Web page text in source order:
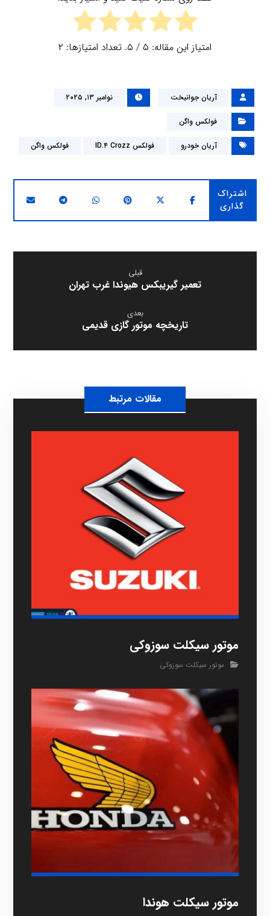
امتیاز این مقاله: ۵ / ۵. تعداد امتیازها: ۲
آریان جوانبخت نوامبر ۱۳, ۲۰۲۵
فولکس واگن
آریان خودرو فولکس ID.۴ Crozz فولکس واگن
قبلی
تعمیر گیریبکس هیوندا غرب تهران
بعدی
تاریخچه موتور گازی قدیمی
مقالات مرتبط
موتور سیکلت سوزوکی
موتور سیکلت سوزوکی
موتور سیکلت هوندا